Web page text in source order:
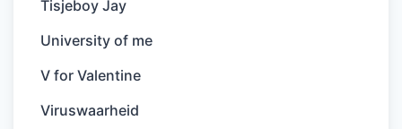
Tisjeboy Jay
University of me
V for Valentine
Viruswaarheid